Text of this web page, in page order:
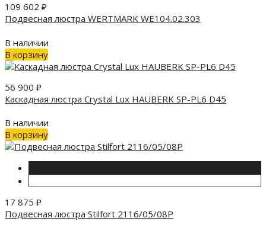
109 602 ₽
Подвесная люстра WERTMARK WE104.02.303
В наличии
В корзину
56 900 ₽
Каскадная люстра Crystal Lux HAUBERK SP-PL6 D45
В наличии
В корзину
17 875 ₽
Подвесная люстра Stilfort 2116/05/08P